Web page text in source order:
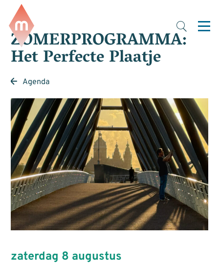
ZOMERPROGRAMMA:
Het Perfecte Plaatje
Agenda
zaterdag 8 augustus